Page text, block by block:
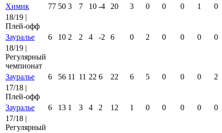
Химик
77 50 3 7 10 -4 20 3 0 0 0 1
0
18/19 |
Плей-офф
Зауралье
6 10 2 2 4 -2 6 0 2 0 0 0
0
18/19 |
Регулярный
чемпионат
Зауралье
6 56 11 11 22 6 22 6 5 0 0 0
2
17/18 |
Плей-офф
Зауралье
6 13 1 3 4 2 12 1 0 0 0 0
0
17/18 |
Регулярный